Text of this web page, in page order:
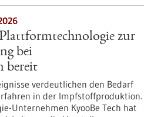
zur
bei
bereit
verdeutlichen den Bedarf
in der Impfstoffproduktion.
Unternehmen KyooBe Tech hat